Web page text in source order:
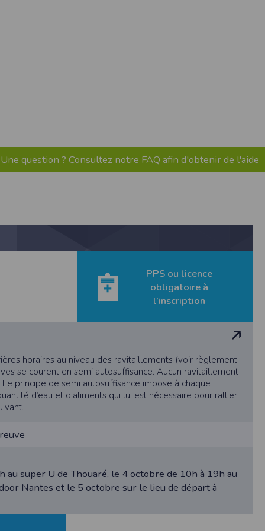
Une question ? Consultez notre FAQ afin d'obtenir de l'aide
PPS ou licence
obligatoire à
l’inscription
horaires au niveau des ravitaillements (voir règlement
se courent en semi autosuffisance. Aucun ravitaillement
principe de semi autosuffisance impose à chaque
d’eau et d’aliments qui lui est nécessaire pour rallier
au super U de Thouaré, le 4 octobre de 10h à 19h au
Nantes et le 5 octobre sur le lieu de départ à
fonctionnalités du site. Les données
êtes informés que le site est susceptible
parties de ce site ne peuvent être
communiquées à des tiers hormis pour la
sont conformes à la Loi Informatique
coordonnées déclarées par l’acheteur
limité. Des précautions techniques et
directement reliées à la société
dudit Participant.
lieu d’utilisation. En cas de contestation
pour connaître de ce litige.
: